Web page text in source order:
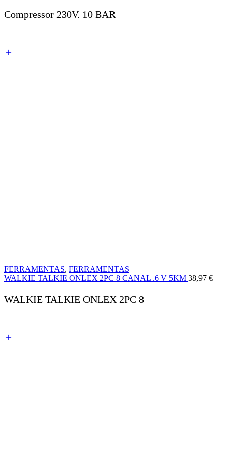
Compressor 230V. 10 BAR
FERRAMENTAS, FERRAMENTAS
WALKIE TALKIE ONLEX 2PC 8 CANAL .6 V 5KM 38,97 €
WALKIE TALKIE ONLEX 2PC 8